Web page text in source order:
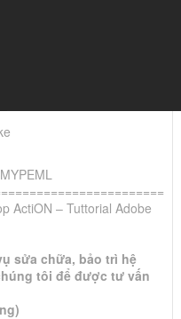
ActiON – Tuttorial Adobe
sửa chữa, bảo trì hệ
tôi để được tư vấn